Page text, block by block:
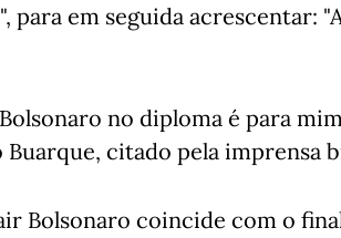
para em seguida acrescentar:
no diploma é para
Buarque, citado pela imprensa
Bolsonaro coincide com o